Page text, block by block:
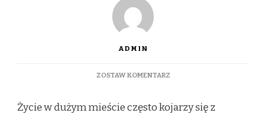
ADMIN
ZOSTAW KOMENTARZDO
–
Życie w dużym mieście często kojarzy się z